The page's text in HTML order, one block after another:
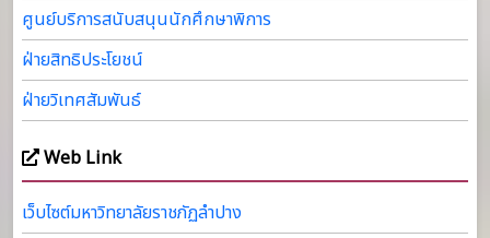
ศูนย์บริการสนับสนุนนักศึกษาพิการ
ฝ่ายสิทธิประโยชน์
ฝ่ายวิเทศสัมพันธ์
Web Link
เว็บไซต์มหาวิทยาลัยราชภัฏลำปาง